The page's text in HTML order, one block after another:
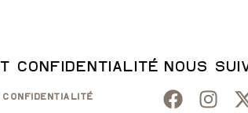
CONFIDENTIALITÉ NOUS